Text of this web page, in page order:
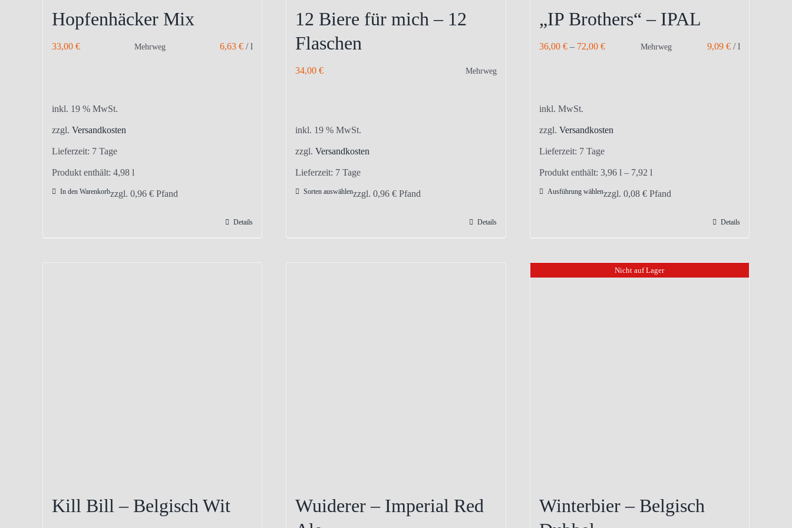
Hopfenhäcker Mix
33,00 € Mehrweg 6,63€ /l
inkl. 19 % MwSt.
zzgl. Versandkosten
Lieferzeit: 7 Tage
Produkt enthält: 4,98 l
In den Warenkorbzzgl. 0,96 € Pfand
Details
12 Biere für mich – 12
Flaschen
34,00€ Mehrweg
inkl. 19 % MwSt.
zzgl.Versandkosten
Lieferzeit: 7 Tage
Sorten auswählenzzgl.0,96€ Pfand
Details
„IP Brothers“ – IPAL
36,00 €– 72,00 € Mehrweg 9,09 €/l
inkl. MwSt.
zzgl. Versandkosten
Lieferzeit: 7 Tage
Produkt enthält: 3,96 l – 7,92 l
Ausführung wählenDieses
auf.
zzgl. 0,08 €Pfand
Details
Kill Bill – Belgisch Wit
Wuiderer – Imperial Red
Nicht auf Lager
Winterbier – Belgisch